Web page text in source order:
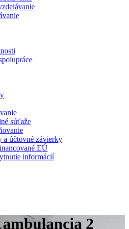
súťaže
a účtovné závierky
EÚ
informácií
2